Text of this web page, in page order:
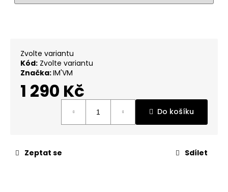
Zvolte variantu
Kód: Zvolte variantu
Značka:IM'VM
1 290 Kč
Do košíku
Zeptat se Sdílet
o
VITAMIN